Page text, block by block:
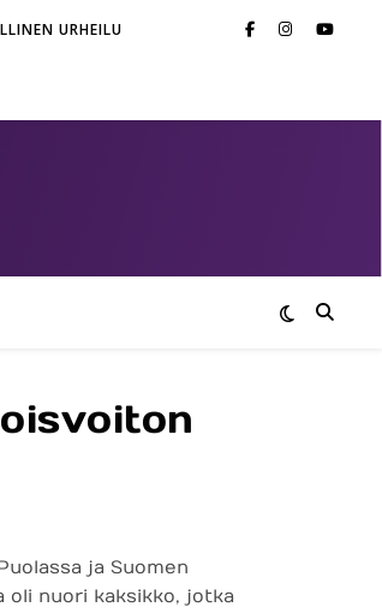
URHEILU
ja Suomen
oli nuori kaksikko, jotka